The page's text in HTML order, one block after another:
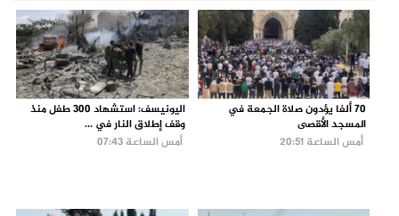
70 ألفا يؤدون صلاة الجمعة في
المسجد الأقصى
أمس الساعة 20:51
اليونيسف: استشهاد 300 طفل منذ
وقف إطلاق النار في ...
أمس الساعة 07:43